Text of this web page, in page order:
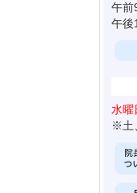
午前
午後
水曜
※土